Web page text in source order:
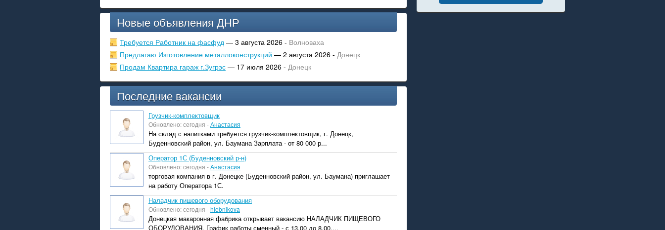
Новые объявления ДНР
Требуется Работник на фасфуд — 3 августа 2026 - Волноваха
Предлагаю Изготовление металлоконструкций — 2 августа 2026 - Донецк
Продам Квартира гараж г.Зугрэс — 17 июля 2026 - Донецк
Последние вакансии
Грузчик-комплектовщик
Обновлено: сегодня -Анастасия
На склад с напитками требуется грузчик-комплектовщик, г. Донецк,
Буденновский район, ул. Баумана Зарплата - от 80 000 р...
Оператор 1С (Буденновский р-н)
Обновлено: сегодня -Анастасия
торговая компания в г. Донецке (Буденновский район, ул. Баумана) приглашает
на работу Оператора 1С.
Наладчик пишевого оборудования
Обновлено: сегодня -hlebnikova
Донецкая макаронная фабрика открывает вакансию НАЛАДЧИК ПИЩЕВОГО
ОБОРУДОВАНИЯ. График работы сменный - с 13.00 до 8.00,...